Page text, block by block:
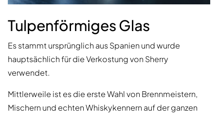
Tulpenförmiges Glas
Es stammt ursprünglich aus Spanien und wurde
hauptsächlich für die Verkostung von Sherry
verwendet.
Mittlerweile ist es die erste Wahl von Brennmeistern,
Mischern und echten Whiskykennern auf der ganzen